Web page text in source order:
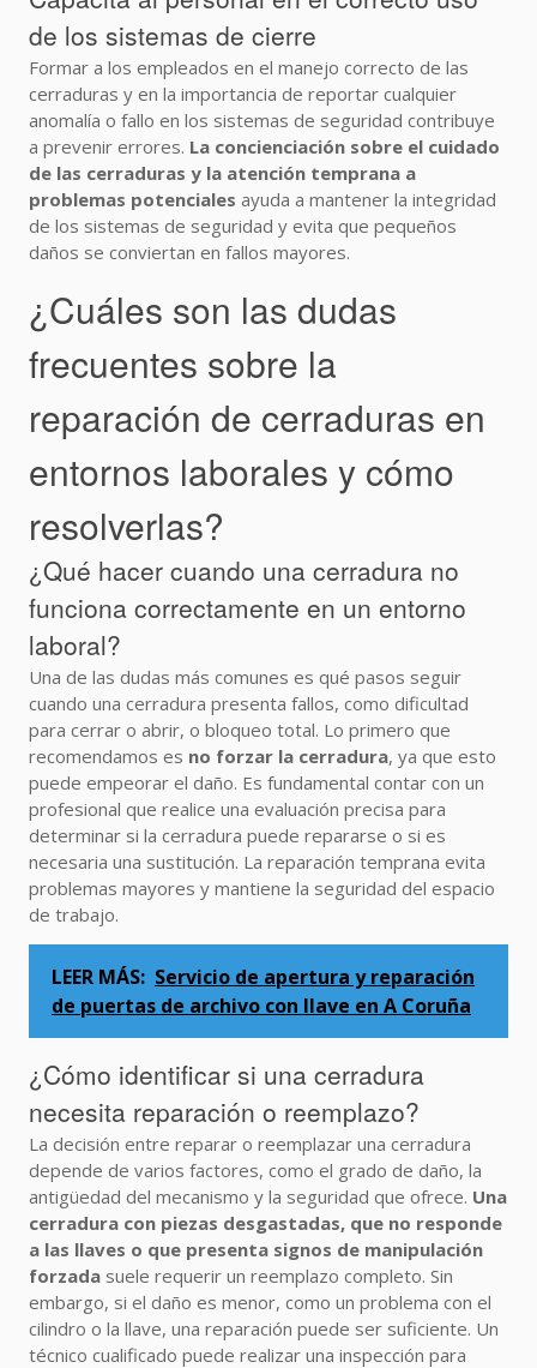
de los sistemas de cierre
Formar a los empleados en el manejo correcto de las
cerraduras y en la importancia de reportar cualquier
anomalía o fallo en los sistemas de seguridad contribuye
a prevenir errores. La concienciación sobre el cuidado
de las cerraduras y la atención temprana a
problemas potenciales ayuda a mantener la integridad
de los sistemas de seguridad y evita que pequeños
daños se conviertan en fallos mayores.
¿Cuáles son las dudas
frecuentes sobre la
reparación de cerraduras en
entornos laborales y cómo
resolverlas?
¿Qué hacer cuando una cerradura no
funciona correctamente en un entorno
laboral?
Una de las dudas más comunes es qué pasos seguir
cuando una cerradura presenta fallos, como dificultad
para cerrar o abrir, o bloqueo total. Lo primero que
recomendamos es no forzar la cerradura, ya que esto
puede empeorar el daño. Es fundamental contar con un
profesional que realice una evaluación precisa para
determinar si la cerradura puede repararse o si es
necesaria una sustitución. La reparación temprana evita
problemas mayores y mantiene la seguridad del espacio
de trabajo.
LEER MÁS: Servicio de apertura y reparación
de puertas de archivo con llave en A Coruña
¿Cómo identificar si una cerradura
necesita reparación o reemplazo?
La decisión entre reparar o reemplazar una cerradura
depende de varios factores, como el grado de daño, la
antigüedad del mecanismo y la seguridad que ofrece. Una
cerradura con piezas desgastadas, que no responde
a las llaves o que presenta signos de manipulación
forzada suele requerir un reemplazo completo. Sin
embargo, si el daño es menor, como un problema con el
cilindro o la llave, una reparación puede ser suficiente. Un
técnico cualificado puede realizar una inspección para